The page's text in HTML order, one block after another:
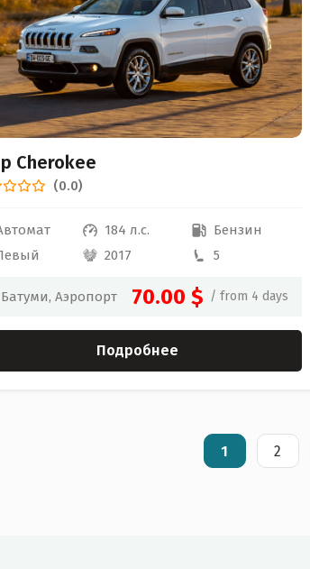
Cherokee
(0.0)
184 л.с.
Бензин
2017 5
Батуми, Аэропорт 70.00 $ / from 4 days
Подробнее
1 2